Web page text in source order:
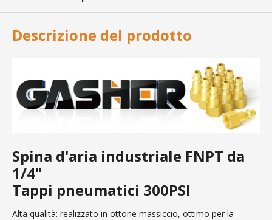
Descrizione del prodotto
Spina d'aria industriale FNPT da
1/4"
Tappi pneumatici 300PSI
Alta qualità: realizzato in ottone massiccio, ottimo per la